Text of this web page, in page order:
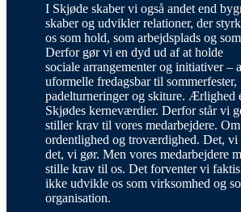
I Skjøde skaber vi også andet end
skaber og udvikler relationer, der
os som hold, som arbejdsplads og
Derfor gør vi en dyd ud af at holde
sociale arrangementer og initiativer –
uformelle fredagsbar til sommerfester,
padelturneringer og skiture. Ærlighed
Skjødes kerneværdier. Derfor står vi
stiller krav til vores medarbejdere. Om
ordentlighed og troværdighed. Det, vi
det, vi gør. Men vores medarbejdere
stille krav til os. Det forventer vi
ikke udvikle os som virksomhed og
organisation.